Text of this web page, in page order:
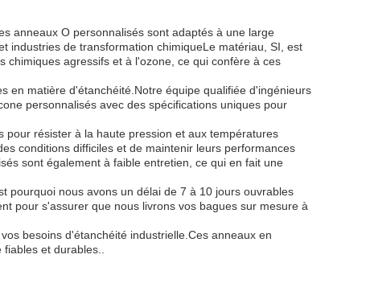
anneaux O personnalisés sont adaptés à une large
industries de transformation chimiqueLe matériau, SI, est
agressifs et à l'ozone, ce qui confère à ces
en matière d'étanchéité.Notre équipe qualifiée d'ingénieurs
personnalisés avec des spécifications uniques pour
pour résister à la haute pression et aux températures
conditions difficiles et de maintenir leurs performances
sont également à faible entretien, ce qui en fait une
pourquoi nous avons un délai de 7 à 10 jours ouvrables
pour s'assurer que nous livrons vos bagues sur mesure à
besoins d'étanchéité industrielle.Ces anneaux en
et durables..